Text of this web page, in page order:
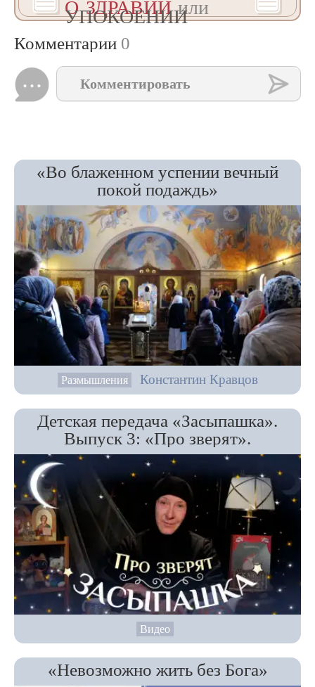
О ЗДРАВИИили
УПОКОЕНИИ
Комментарии 0
Комментировать
«Во блаженном успении вечный
покой подаждь»
Размышления Константин Кравцов
Детская передача «Засыпашка».
Выпуск 3: «Про зверят».
Видео
«Невозможно жить без Бога»